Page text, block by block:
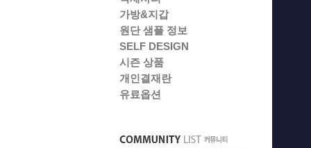
가방&지갑
원단 샘플 정보
SELF DESIGN
시즌 상품
개인결재란
유료옵션